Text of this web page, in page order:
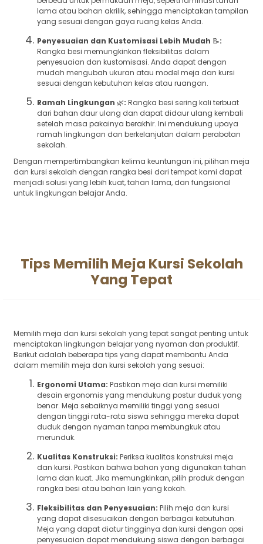
lama atau bahan akrilik, sehingga menciptakan tampilan
yang sesuai dengan gaya ruang kelas Anda.
Penyesuaian dan Kustomisasi Lebih Mudah 📝:
Rangka besi memungkinkan fleksibilitas dalam
penyesuaian dan kustomisasi. Anda dapat dengan
mudah mengubah ukuran atau model meja dan kursi
sesuai dengan kebutuhan kelas atau ruangan.
Ramah Lingkungan 🌿: Rangka besi sering kali terbuat
dari bahan daur ulang dan dapat didaur ulang kembali
setelah masa pakainya berakhir. Ini mendukung upaya
ramah lingkungan dan berkelanjutan dalam perabotan
sekolah.
Dengan mempertimbangkan kelima keuntungan ini, pilihan meja
dan kursi sekolah dengan rangka besi dari tempat kami dapat
menjadi solusi yang lebih kuat, tahan lama, dan fungsional
untuk lingkungan belajar Anda.
Tips Memilih Meja Kursi Sekolah
Yang Tepat
Memilih meja dan kursi sekolah yang tepat sangat penting untuk
menciptakan lingkungan belajar yang nyaman dan produktif.
Berikut adalah beberapa tips yang dapat membantu Anda
dalam memilih meja dan kursi sekolah yang sesuai:
Ergonomi Utama: Pastikan meja dan kursi memiliki
desain ergonomis yang mendukung postur duduk yang
benar. Meja sebaiknya memiliki tinggi yang sesuai
dengan tinggi rata-rata siswa sehingga mereka dapat
duduk dengan nyaman tanpa membungkuk atau
merunduk.
Kualitas Konstruksi: Periksa kualitas konstruksi meja
dan kursi. Pastikan bahwa bahan yang digunakan tahan
lama dan kuat. Jika memungkinkan, pilih produk dengan
rangka besi atau bahan lain yang kokoh.
Fleksibilitas dan Penyesuaian: Pilih meja dan kursi
yang dapat disesuaikan dengan berbagai kebutuhan.
Meja yang dapat diatur tingginya dan kursi dengan opsi
penyesuaian dapat mendukung siswa dengan berbagai